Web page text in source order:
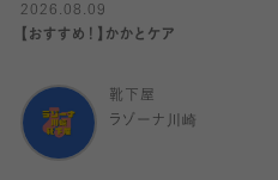
2026.08.09
【おすすめ！】かかとケア
靴下屋
ラゾーナ川崎